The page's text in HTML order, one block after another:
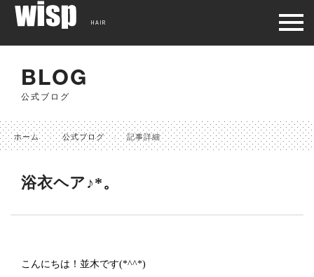
BLOG
公式ブログ
ホーム 公式ブログ 記事詳細
浴衣ヘア♪*。
こんにちは！並木です(*^^*)
HAIR